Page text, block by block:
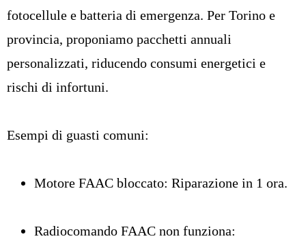
fotocellule e batteria di emergenza. Per Torino e
provincia, proponiamo pacchetti annuali
personalizzati, riducendo consumi energetici e
rischi di infortuni.
Esempi di guasti comuni:
Motore FAAC bloccato: Riparazione in 1 ora.
Radiocomando FAAC non funziona: